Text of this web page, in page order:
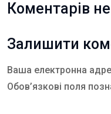
Коментарів
Залишити
Ваша електронна
Обов’язкові поля